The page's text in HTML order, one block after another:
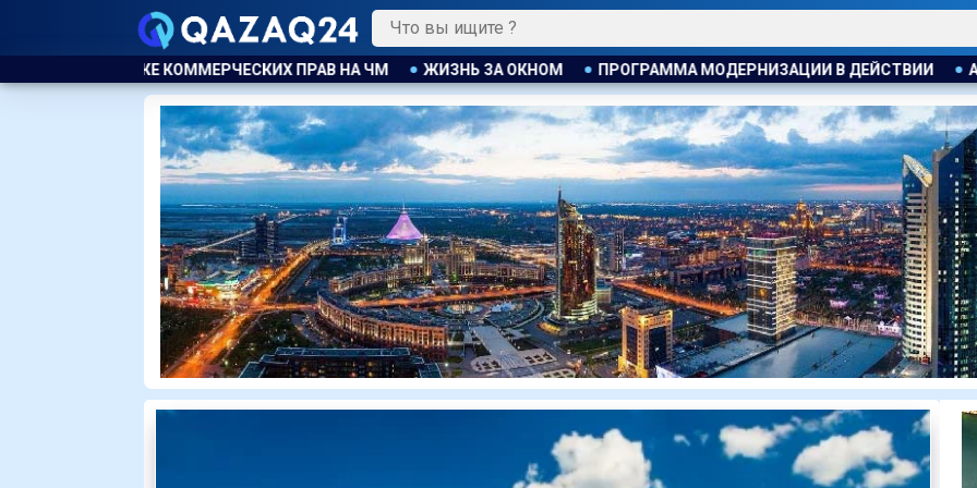
ЖИЗНЬ ЗА ОКНОМ ПРОГРАММА МОДЕРНИЗАЦИИ В ДЕЙСТВИИ АЛЬ ФАРАБИ: ГОРОДСКАЯ СРЕДА И